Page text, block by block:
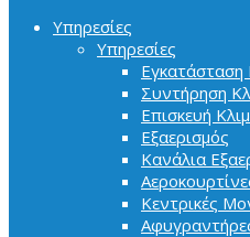
Υπηρεσίες
Υπηρεσίες
Εγκατάσταση
Συντήρηση
Επισκευή
Εξαερισμός
Κανάλια
Κεντρικές